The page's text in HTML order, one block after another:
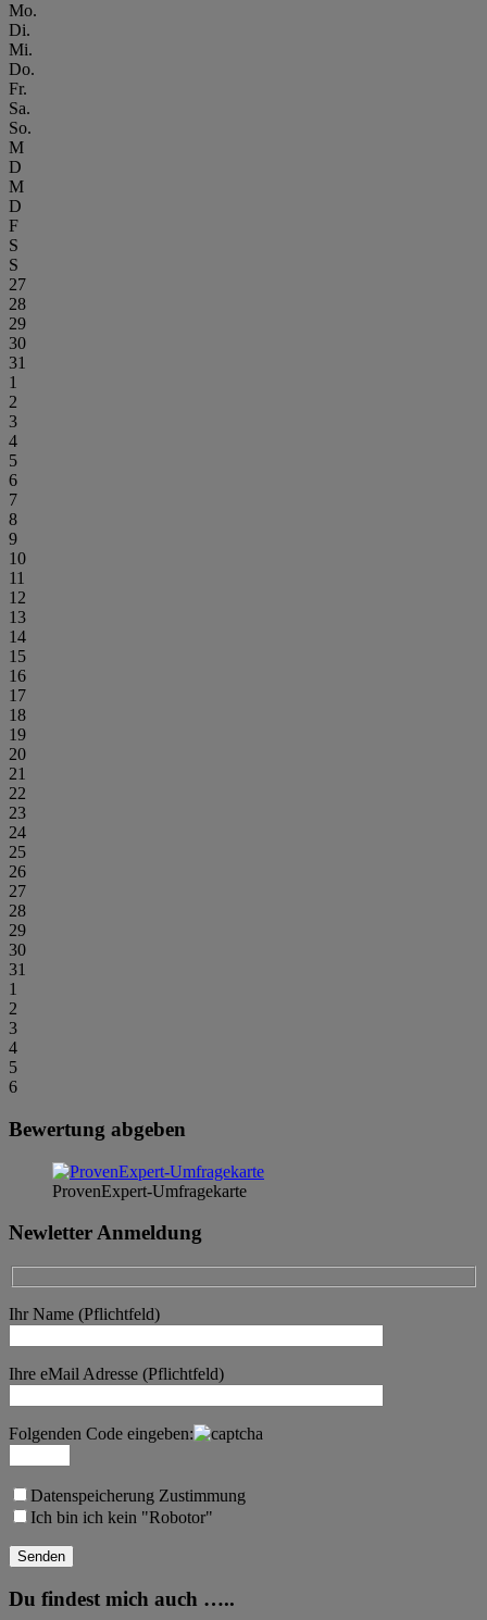
Mo.
Di.
Mi.
Do.
Fr.
Sa.
So.
M
D
M
D
F
S
S
27
28
29
30
31
1
2
3
4
5
6
7
8
9
10
11
12
13
14
15
16
17
18
19
20
21
22
23
24
25
26
27
28
29
30
31
1
2
3
4
5
6
Bewertung abgeben
ProvenExpert-Umfragekarte
Newletter Anmeldung
Ihr Name (Pflichtfeld)
Ihre eMail Adresse (Pflichtfeld)
Folgenden Code eingeben:
Datenspeicherung Zustimmung
Ich bin ich kein "Robotor"
Du findest mich auch …..